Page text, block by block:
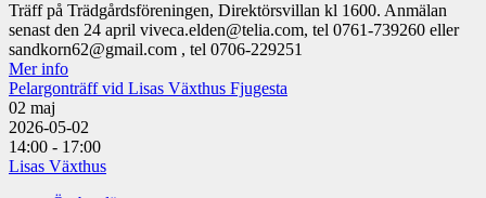
Träff på Trädgårdsföreningen, Direktörsvillan kl 1600. Anmälan
senast den 24 april viveca.elden@telia.com, tel 0761-739260 eller
sandkorn62@gmail.com , tel 0706-229251
Mer info
Pelargonträff vid Lisas Växthus Fjugesta
02 maj
2026-05-02
14:00 - 17:00
Lisas Växthus